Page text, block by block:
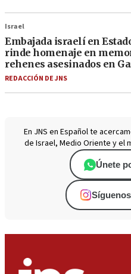
Israel
Embajada israelí en
rinde homenaje en
rehenes asesinados en
REDACCIÓN DE JNS
En JNS en Español te
de Israel, Medio Oriente y el
Únete